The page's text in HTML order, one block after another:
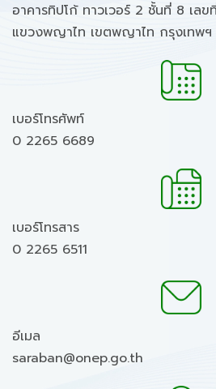
อาคารทิปโก้ ทาวเวอร์ 2 ชั้นที่ 8 เลข
แขวงพญาไท เขตพญาไท กรุงเทพ
เบอร์โทรศัพท์
0 2265 6689
เบอร์โทรสาร
0 2265 6511
อีเมล
saraban@onep.go.th